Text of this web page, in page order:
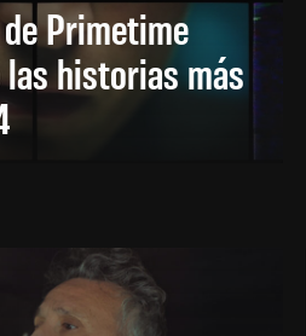
Primetime
historias más